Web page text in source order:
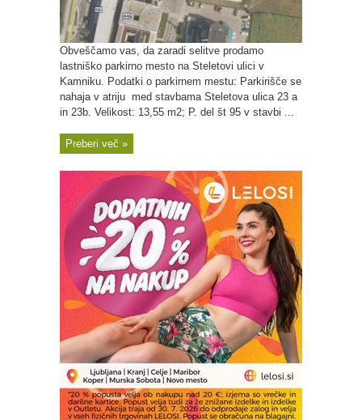
Obveščamo vas, da zaradi selitve prodamo
lastniško parkirno mesto na Steletovi ulici v
Kamniku. Podatki o parkirnem mestu: Parkirišče se
nahaja v atriju med stavbama Steletova ulica 23 a
in 23b. Velikost: 13,55 m2; P. del št 95 v stavbi ...
Preberi več »